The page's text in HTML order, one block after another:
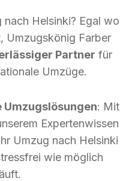
nach Helsinki? Egal wo
Umzugskönig Farber
Partner für
Umzüge.
Umzugslösungen: Mit
Expertenwissen
Umzug nach Helsinki
wie möglich